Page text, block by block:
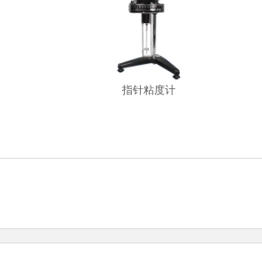
指针粘度计